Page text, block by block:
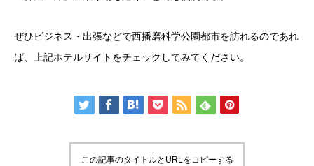
ぜひビジネス・出張などで西播磨科学公園都市を訪れるのであれ
ば、上記ホテルサイトをチェックしてみてください。
この記事のタイトルとURLをコピーする